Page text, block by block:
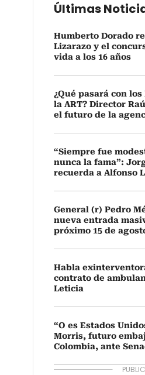
Últimas
Humberto Dorado
Lizarazo y el
vida a los 16 años
¿Qué pasará con
la ART? Director
el futuro de la
“Siempre fue
nunca la fama”:
recuerda a Alfonso
General (r) Pedro
nueva entrada
próximo 15 de
Habla
contrato de
Leticia
“O es Estados
Morris, futuro
Colombia, ante